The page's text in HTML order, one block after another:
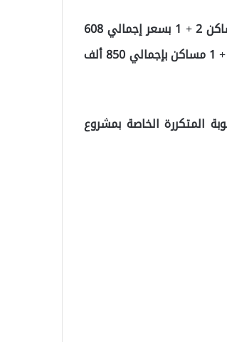
وبحسب ما ترجمه “موقع تركيا عاجل”, في المشروع ، حيث سيتم امتلاك مساكن 2 + 1 بسعر إجمالي 608
ألف ليرة بالتقسيط من 2280 ليرة مع استحقاق 240 شهرًا ، وأيضاً امتلاك 3 + 1 مساكن بإجمالي 850 ألف
المتكررة الخاصة بمشروع